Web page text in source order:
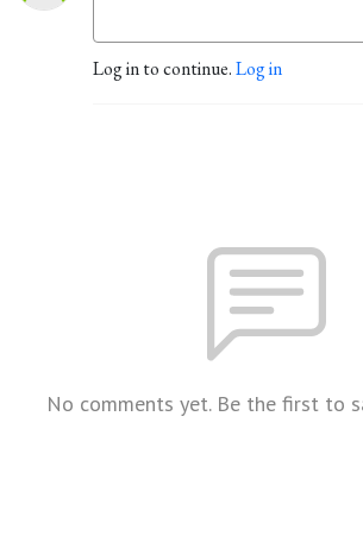
Log in to continue.Log in
No comments yet. Be the first to